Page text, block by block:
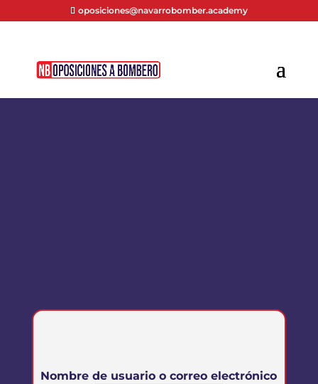
oposiciones@navarrobomber.academy
Nombre de usuario o correo electrónico